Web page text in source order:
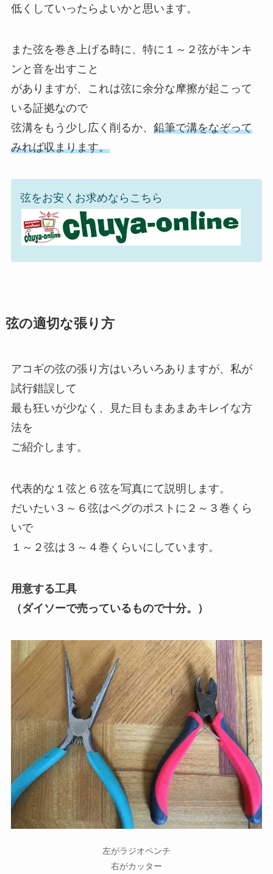
低くしていったらよいかと思います。
また弦を巻き上げる時に、特に１～２弦がキンキ
ンと音を出すこと
がありますが、これは弦に余分な摩擦が起こって
いる証拠なので
弦溝をもう少し広く削るか、 鉛筆で溝をなぞって
みれば収まります。
弦をお安くお求めならこちら
弦の適切な張り方
アコギの弦の張り方はいろいろありますが、私が
試行錯誤して
最も狂いが少なく、見た目もまあまあキレイな方
法を
ご紹介します。
代表的な１弦と６弦を写真にて説明します。
だいたい３～６弦はペグのポストに２～３巻くら
いで
１～２弦は３～４巻くらいにしています。
用意する工具
（ダイソーで売っているもので十分。）
左がラジオペンチ
右がカッター